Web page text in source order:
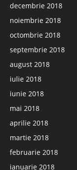
decembrie 2018
noiembrie 2018
octombrie 2018
septembrie 2018
august 2018
iulie 2018
iunie 2018
mai 2018
aprilie 2018
martie 2018
februarie 2018
ianuarie 2018